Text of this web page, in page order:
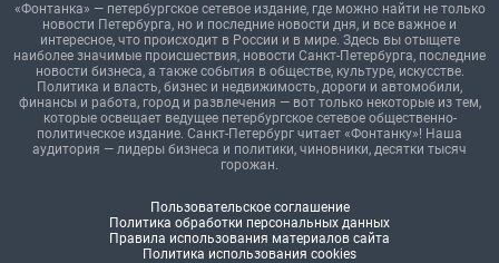
«Фонтанка» — петербургское сетевое издание, где можно найти не только
новости Петербурга, но и последние новости дня, и все важное и
интересное, что происходит в России и в мире. Здесь вы отыщете
наиболее значимые происшествия, новости Санкт-Петербурга, последние
новости бизнеса, а также события в обществе, культуре, искусстве.
Политика и власть, бизнес и недвижимость, дороги и автомобили,
финансы и работа, город и развлечения — вот только некоторые из тем,
которые освещает ведущее петербургское сетевое общественно-
политическое издание. Санкт-Петербург читает «Фонтанку»! Наша
аудитория — лидеры бизнеса и политики, чиновники, десятки тысяч
горожан.
Пользовательское соглашение
Политика обработки персональных данных
Правила использования материалов сайта
Политика использования cookies